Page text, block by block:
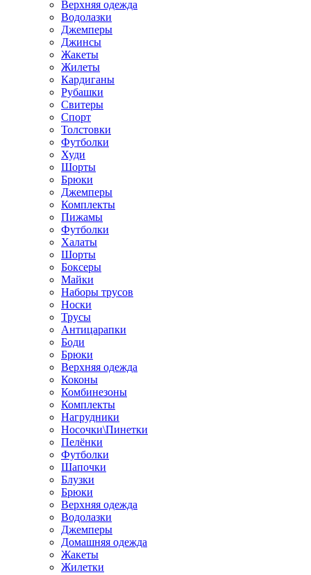
Верхняя одежда
Водолазки
Джемперы
Джинсы
Жакеты
Жилеты
Кардиганы
Рубашки
Свитеры
Спорт
Толстовки
Футболки
Худи
Шорты
Брюки
Джемперы
Комплекты
Пижамы
Футболки
Халаты
Шорты
Боксеры
Майки
Наборы трусов
Носки
Трусы
Антицарапки
Боди
Брюки
Верхняя одежда
Коконы
Комбинезоны
Комплекты
Нагрудники
Носочки\Пинетки
Пелёнки
Футболки
Шапочки
Блузки
Брюки
Верхняя одежда
Водолазки
Джемперы
Домашняя одежда
Жакеты
Жилетки